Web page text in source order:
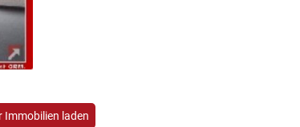
Immobilien laden